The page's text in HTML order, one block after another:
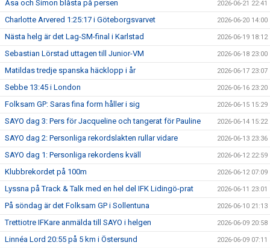
Åsa och Simon blåsta på persen 2026-06-21 22:41
Charlotte Arvered 1:25:17 i Göteborgsvarvet 2026-06-20 14:00
Nästa helg är det Lag-SM-final i Karlstad 2026-06-19 18:12
Sebastian Lörstad uttagen till Junior-VM 2026-06-18 23:00
Matildas tredje spanska häcklopp i år 2026-06-17 23:07
Sebbe 13:45 i London 2026-06-16 23:20
Folksam GP: Saras fina form håller i sig 2026-06-15 15:29
SAYO dag 3: Pers för Jacqueline och tangerat för Pauline 2026-06-14 15:22
SAYO dag 2: Personliga rekordslakten rullar vidare 2026-06-13 23:36
SAYO dag 1: Personliga rekordens kväll 2026-06-12 22:59
Klubbrekordet på 100m 2026-06-12 07:09
Lyssna på Track & Talk med en hel del IFK Lidingö-prat 2026-06-11 23:01
På söndag är det Folksam GP i Sollentuna 2026-06-10 21:13
Trettiotre IFKare anmälda till SAYO i helgen 2026-06-09 20:58
Linnéa Lord 20:55 på 5 km i Östersund 2026-06-09 07:11